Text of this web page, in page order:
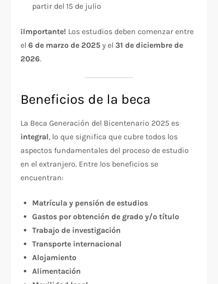
partir del 15 de julio
¡Importante! Los estudios deben comenzar entre
el6 de marzo de 2025 y el31 de diciembre de
2026.
Beneficios de la beca
La Beca Generación del Bicentenario 2025 es
integral, lo que significa que cubre todos los
aspectos fundamentales del proceso de estudio
en el extranjero. Entre los beneficios se
encuentran:
Matrícula y pensión de estudios
Gastos por obtención de grado y/o título
Trabajo de investigación
Transporte internacional
Alojamiento
Alimentación